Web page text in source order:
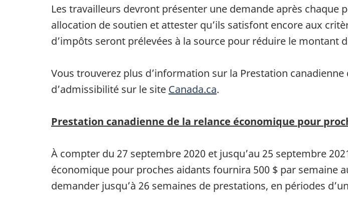
Les travailleurs devront présenter une demande après chaque
allocation de soutien et attester qu’ils satisfont encore aux
d’impôts seront prélevées à la source pour réduire le montant
Vous trouverez plus d’information sur la Prestation
d’admissibilité sur le site Canada.ca.
Prestation canadienne de la relance économique pour
À compter du 27 septembre 2020 et jusqu’au 25 septembre
économique pour proches aidants fournira 500 $ par semaine
demander jusqu’à 26 semaines de prestations, en périodes